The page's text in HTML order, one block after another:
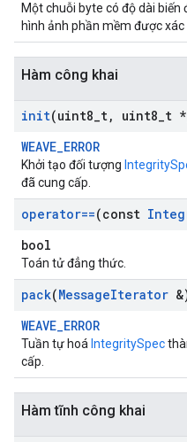
Một chuỗi byte có độ dài
hình ảnh phần mềm được xác
Hàm công khai
init(uint8 t, uint8 t
WEAVE_ERROR
Khởi tạo đối tượng
đã cung cấp.
operator==(const
bool
Toán tử đẳng thức.
pack(MessageIterator
WEAVE_ERROR
Tuần tự hoá IntegritySpec
cấp.
Hàm tĩnh công khai